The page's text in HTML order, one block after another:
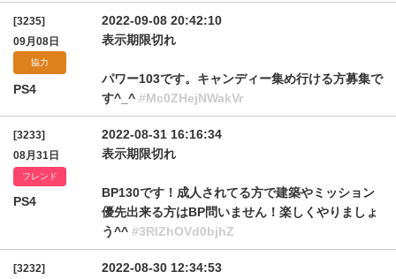
[3235]
09月08日
協力
PS4
2022-09-08 20:42:10
表示期限切れ
パワー103です。キャンディー集め行ける方募集で
す^_^ #Mc0ZHejNWakVr
[3233]
08月31日
フレンド
PS4
2022-08-31 16:16:34
表示期限切れ
BP130です！成人されてる方で建築やミッション
優先出来る方はBP問いません！楽しくやりましょ
う^^ #3RlZhOVd0bjhZ
[3232]
2022-08-30 12:34:53